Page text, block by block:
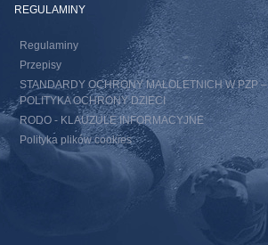
REGULAMINY
Regulaminy
Przepisy
STANDARDY OCHRONY MAŁOLETNICH W PZP –
POLITYKA OCHRONY DZIECI
RODO - KLAUZULE INFORMACYJNE
Polityka plików cookies